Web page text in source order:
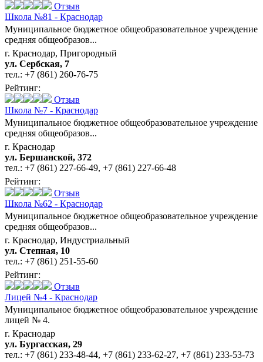
Отзыв
Школа №81 - Краснодар
Муниципальное бюджетное общеобразовательное учреждение
средняя общеобразов...
г. Краснодар, Пригородный
ул. Сербская, 7
тел.: +7 (861) 260-76-75
Рейтинг:
Отзыв
Школа №7 - Краснодар
Муниципальное бюджетное общеобразовательное учреждение
средняя общеобразов...
г. Краснодар
ул. Бершанской, 372
тел.: +7 (861) 227-66-49, +7 (861) 227-66-48
Рейтинг:
Отзыв
Школа №62 - Краснодар
Муниципальное бюджетное общеобразовательное учреждение
средняя общеобразов...
г. Краснодар, Индустриальный
ул. Степная, 10
тел.: +7 (861) 251-55-60
Рейтинг:
Отзыв
Лицей №4 - Краснодар
Муниципальное бюджетное общеобразовательное учреждение
лицей № 4.
г. Краснодар
ул. Бургасская, 29
тел.: +7 (861) 233-48-44, +7 (861) 233-62-27, +7 (861) 233-53-73